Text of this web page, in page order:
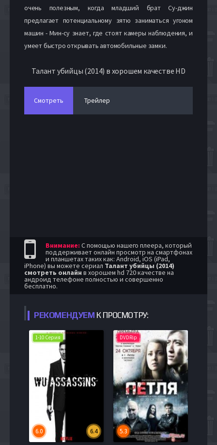
очень полезным, когда младший брат Су-джин
предлагает потенциальному зятю заниматься угоном
машин - Мин-су знает, где стоят камеры наблюдения, и
умеет быстро открывать автомобильные замки.
Талант убийцы (2014) в хорошем качестве HD
Смотреть Трейлер
Внимание: С помощью нашего плеера, который
поддерживает онлайн просмотр на смартфонах
и планшетах таких как: Android, iOS (iPad,
iPhone) вы можете сериал Талант убийцы (2014)
смотреть онлайн в хорошем hd 720 качестве на
андроид телефоне полностью и совершенно
бесплатно.
РЕКОМЕНДУЕМ К ПРОСМОТРУ:
1-10 Серия
6.4
6.0
DVDRip
5.3